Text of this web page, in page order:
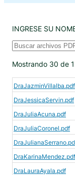
INGRESE SU
Mostrando 30 de
DraJazminVillalba.pdf
DraJessicaServin.pdf
DraJuliaAcuna.pdf
DraJuliaCoronel.pdf
DraKarinaMendez.pdf
DraLauraAyala.pdf